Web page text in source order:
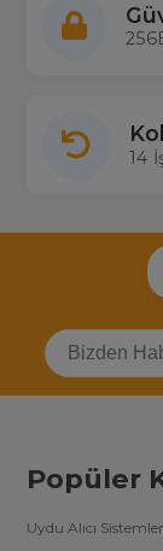
14
Popüler
Uydu Alıcı